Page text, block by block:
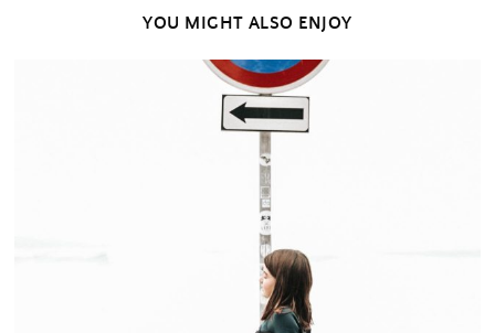
YOU MIGHT ALSO ENJOY